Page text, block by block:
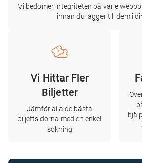
Vi bedömer integriteten på varje
innan du lägger till dem i
Vi Hittar Fler
Biljetter
Jämför alla de bästa
biljettsidorna med en enkel
sökning